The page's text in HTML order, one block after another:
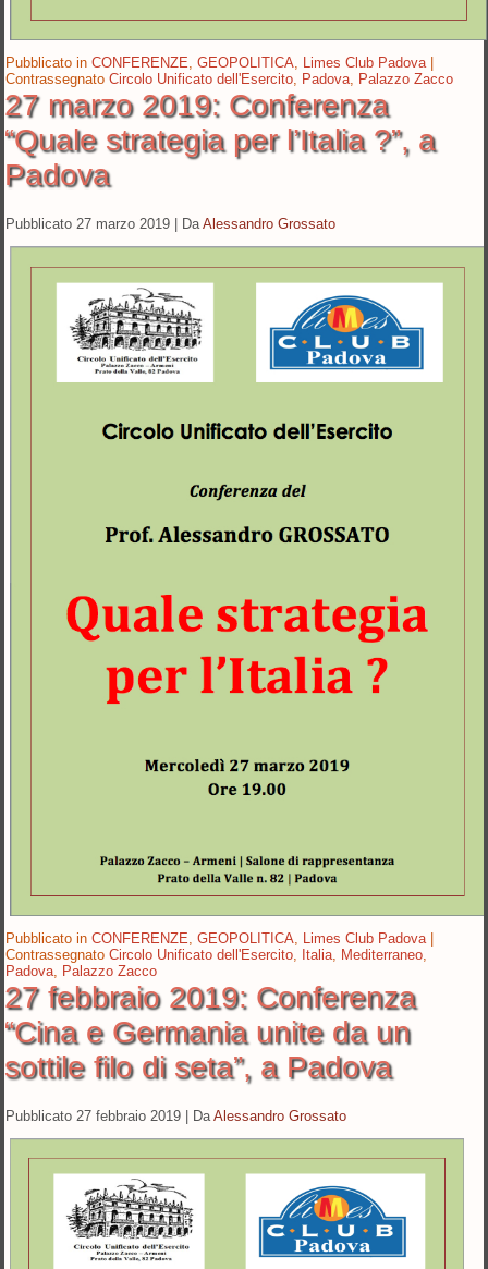
Pubblicato in CONFERENZE ,GEOPOLITICA Limes Club Padova |
Contrassegnato Circolo Unificato dell'Esercito Padova Palazzo Zacco
27 marzo 2019: Conferenza
“Quale strategia per l’Italia ?”, a
Padova
Pubblicato 27 marzo 2019 | Da Alessandro Grossato
Pubblicato in CONFERENZE,GEOPOLITICA, Limes Club Padova|
Contrassegnato Circolo Unificato dell'Esercito, Italia, Mediterraneo,
Padova, Palazzo Zacco
27 febbraio 2019: Conferenza
“Cina e Germania unite da un
sottile filo di seta”, a Padova
Pubblicato 27 febbraio 2019 Da Alessandro Grossato